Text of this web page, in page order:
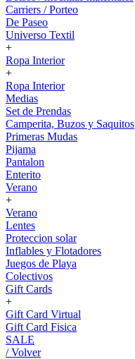
Carriers / Porteo
De Paseo
Universo Textil
+
Ropa Interior
+
Ropa Interior
Medias
Set de Prendas
Camperita, Buzos y Saquitos
Primeras Mudas
Pijama
Pantalon
Enterito
Verano
+
Verano
Lentes
Proteccion solar
Inflables y Flotadores
Juegos de Playa
Colectivos
Gift Cards
+
Gift Card Virtual
Gift Card Fisica
SALE
/ Volver